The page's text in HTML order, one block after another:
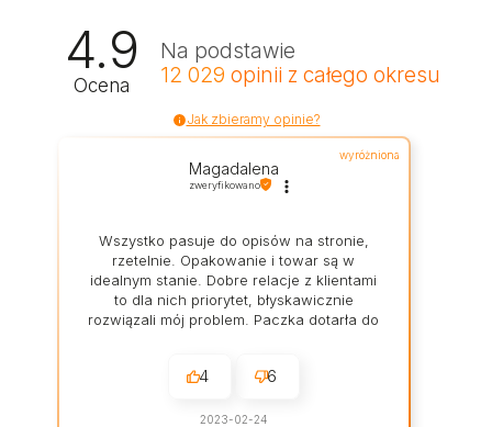
4.9
Ocena
Na podstawie
12 029 opinii z całego okresu
Jak zbieramy opinie?
wyróżniona
Magadalena
zweryfikowano
Wszystko pasuje do opisów na stronie,
rzetelnie. Opakowanie i towar są w
idealnym stanie. Dobre relacje z klientami
to dla nich priorytet, błyskawicznie
rozwiązali mój problem. Paczka dotarła do
4 6
2023-02-24